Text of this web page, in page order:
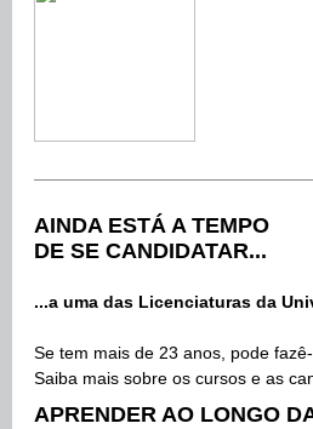
AINDA ESTÁ A TEMPO
DE SE CANDIDATAR...
...a uma das Licenciaturas da
Se tem mais de 23 anos, pode
Saiba mais sobre os cursos e as
APRENDER AO LONGO